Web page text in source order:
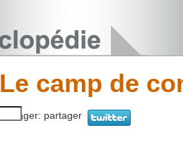
Le camp de
Partager: partager